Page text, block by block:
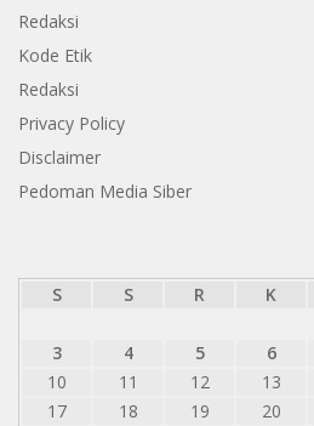
Redaksi
Kode Etik
Redaksi
Privacy Policy
Disclaimer
Pedoman Media Siber
S
S R K
3
4 5 6
10
11 12 13
17
18 19 20